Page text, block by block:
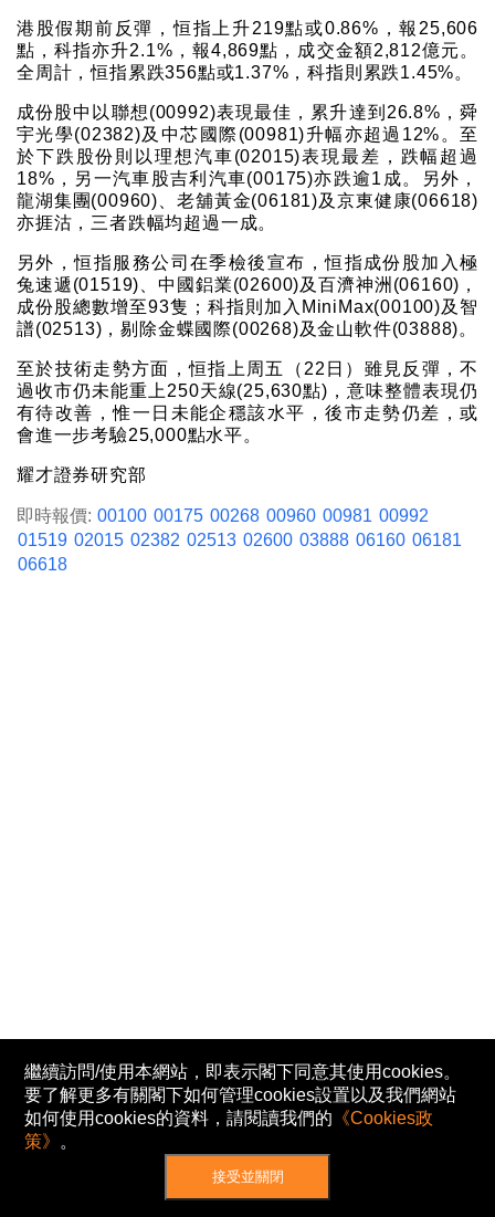
港股假期前反彈，恒指上升219點或0.86%，報25,606
點，科指亦升2.1%，報4,869點，成交金額2,812億元。
全周計，恒指累跌356點或1.37%，科指則累跌1.45%。
成份股中以聯想(00992)表現最佳，累升達到26.8%，舜
宇光學(02382)及中芯國際(00981)升幅亦超過12%。至
於下跌股份則以理想汽車(02015)表現最差，跌幅超過
18%，另一汽車股吉利汽車(00175)亦跌逾1成。另外，
龍湖集團(00960)、老舖黃金(06181)及京東健康(06618)
亦捱沽，三者跌幅均超過一成。
另外，恒指服務公司在季檢後宣布，恒指成份股加入極
兔速遞(01519)、中國鋁業(02600)及百濟神洲(06160)，
成份股總數增至93隻；科指則加入MiniMax(00100)及智
譜(02513)，剔除金蝶國際(00268)及金山軟件(03888)。
至於技術走勢方面，恒指上周五（22日）雖見反彈，不
過收市仍未能重上250天線(25,630點)，意味整體表現仍
有待改善，惟一日未能企穩該水平，後市走勢仍差，或
會進一步考驗25,000點水平。
耀才證券研究部
即時報價: 00100 00175 00268 00960 00981 00992
01519 02015 02382 02513 02600 03888 06160 06181
06618
繼續訪問/使用本網站，即表示閣下同意其使用cookies。
要了解更多有關閣下如何管理cookies設置以及我們網站
如何使用cookies的資料，請閱讀我們的 《Cookies政
策》 。
接受並關閉